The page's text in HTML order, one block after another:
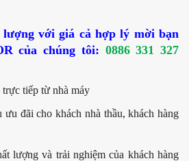
với giá cả hợp lý mời bạn
của chúng tôi: 0886 331 327
tiếp từ nhà máy
đãi cho khách nhà thầu, khách hàng
lượng và trải nghiệm của khách hàng